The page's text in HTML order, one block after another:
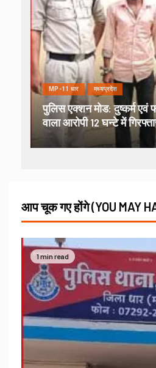
MP-11 धार मध्यप्रदेश
पुलिस एक्शन मोड: दुष्कर्म एवं
वाला आरोपी 12 घन्टे में
आप चूक गए होंगे (YOU MAY
1 min read